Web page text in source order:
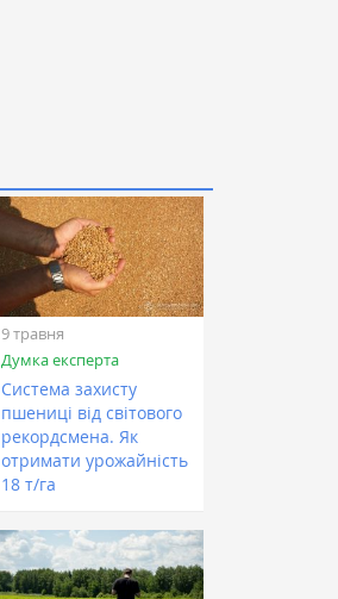
9 травня
Думка експерта
Система захисту
пшениці від світового
рекордсмена. Як
отримати урожайність
18 т/га